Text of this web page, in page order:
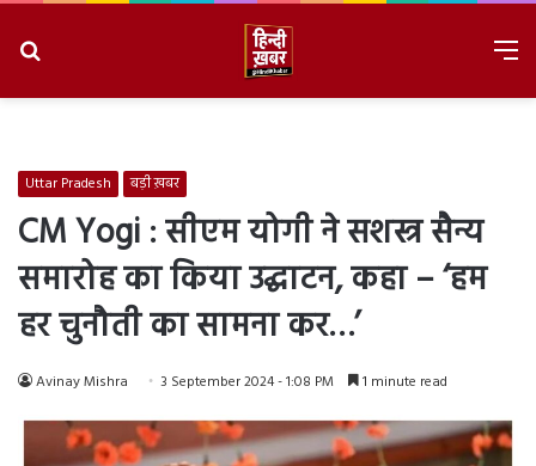
Uttar Pradesh बड़ी ख़बर
CM Yogi : सीएम योगी ने सशस्त्र सैन्य
समारोह का किया उद्घाटन, कहा – ‘हम
हर चुनौती का सामना कर…’
Avinay Mishra 3 September 2024 - 1:08 PM 1 minute read